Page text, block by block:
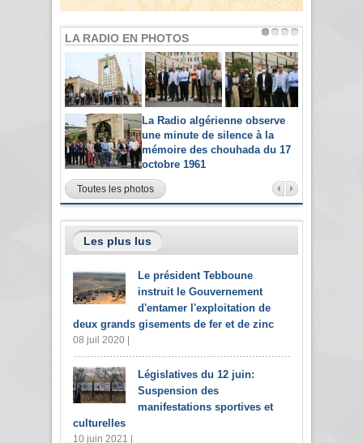
LA RADIO EN PHOTOS
La Radio algérienne observe
une minute de silence à la
mémoire des chouhada du 17
octobre 1961
Toutes les photos
Les plus lus
Le président Tebboune
instruit le Gouvernement
d'entamer l'exploitation de
deux grands gisements de fer et de zinc
08 juil 2020 |
Législatives du 12 juin:
Suspension des
manifestations sportives et
culturelles
10 juin 2021 |